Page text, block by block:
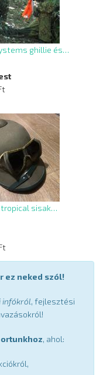
ghillie és…
sisak…
ez neked szól!
infókról, fejlesztési
, ahol: